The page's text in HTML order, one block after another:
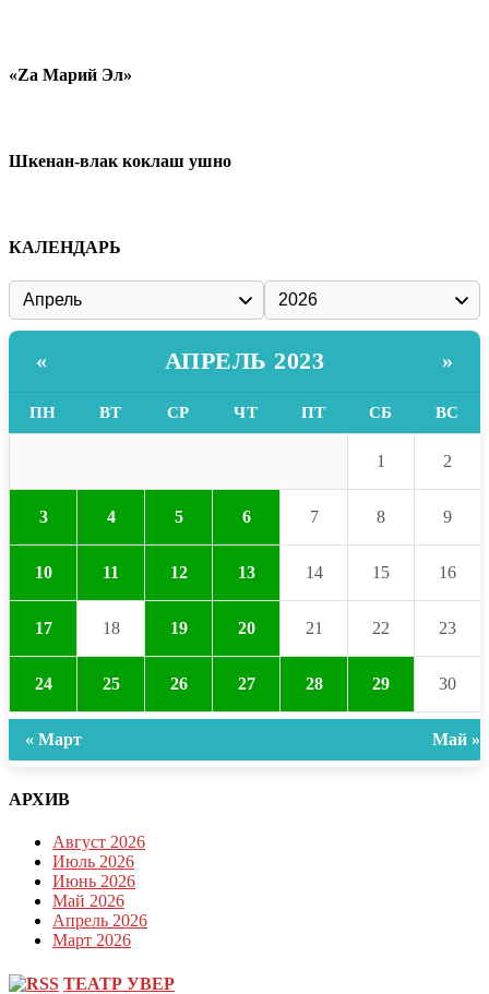
«Zа Марий Эл»
Шкенан-влак коклаш ушно
КАЛЕНДАРЬ
« АПРЕЛЬ 2023 »
ПН ВТ СР ЧТ ПТ СБ ВС
1 2
3 4 5 6 7 8 9
10 11 12 13 14 15 16
17 18 19 20 21 22 23
24 25 26 27 28 29 30
« Март Май »
АРХИВ
Август 2026
Июль 2026
Июнь 2026
Май 2026
Апрель 2026
Март 2026
ТЕАТР УВЕР